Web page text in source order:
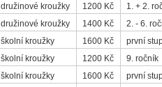
družinové kroužky 1200 Kč
1. + 2.
družinové kroužky 1400 Kč
2. - 6.
školní kroužky 1600 Kč
první
školní kroužky 1200 Kč
9. ročník
školní kroužky 1600 Kč
první